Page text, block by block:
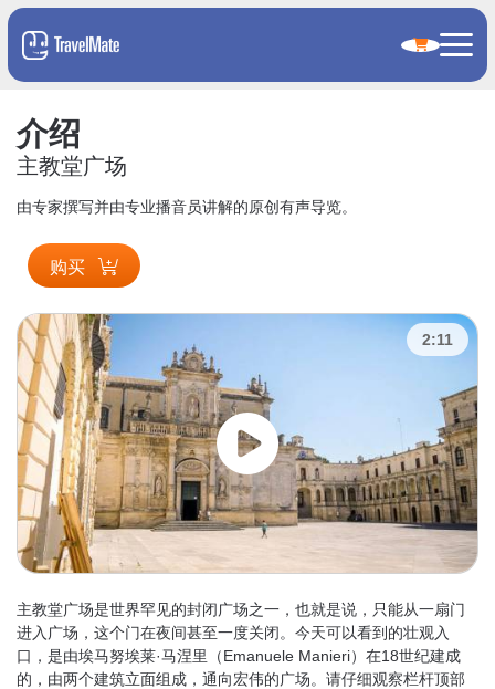
介绍
主教堂广场
由专家撰写并由专业播音员讲解的原创有声导览。
购买
2:11
主教堂广场是世界罕见的封闭广场之一，也就是说，只能从一扇门
进入广场，这个门在夜间甚至一度关闭。今天可以看到的壮观入
口，是由埃马努埃莱·马涅里（Emanuele Manieri）在18世纪建成
的，由两个建筑立面组成，通向宏伟的广场。请仔细观察栏杆顶部